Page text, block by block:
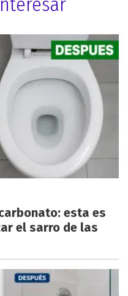
esta es
el sarro de las